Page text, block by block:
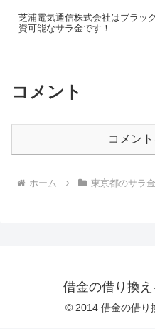
芝浦電気通信株式会社はブラッ
資可能なサラ金です！
コメント
コメン
ホーム 東京都のサラ金
借金の借り換
© 2014 借金の借り